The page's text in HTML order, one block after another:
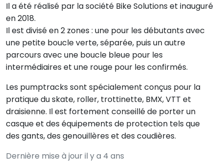
Il a été réalisé par la société Bike Solutions et inauguré
en 2018.
Il est divisé en 2 zones : une pour les débutants avec
une petite boucle verte, séparée, puis un autre
parcours avec une boucle bleue pour les
intermédiaires et une rouge pour les confirmés.
Les pumptracks sont spécialement conçus pour la
pratique du skate, roller, trottinette, BMX, VTT et
draisienne. Il est fortement conseillé de porter un
casque et des équipements de protection tels que
des gants, des genouillères et des coudières.
Dernière mise à jour il y a 4 ans